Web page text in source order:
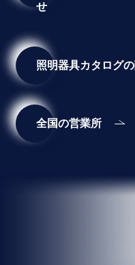
せ
照明器具カタログ
全国の営業所